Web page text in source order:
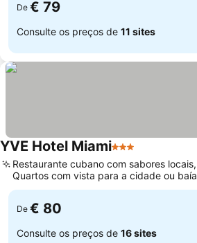
De € 79
Consulte os preços de 11 sites
YVE Hotel Miami3 Estrelas
Restaurante cubano com sabores locais,
Quartos com vista para a cidade ou baía
De € 80
Consulte os preços de 16 sites